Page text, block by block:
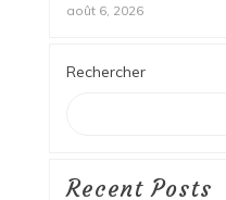
août 6, 2026
Rechercher
Recent Posts